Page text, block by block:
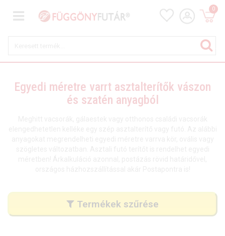
0
Egyedi méretre varrt asztalterítők vászon
és szatén anyagból
Termékek szűrése